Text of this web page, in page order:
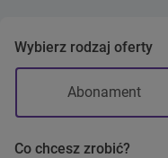
Wybierz rodzaj oferty
Abonament
Co chcesz zrobić?